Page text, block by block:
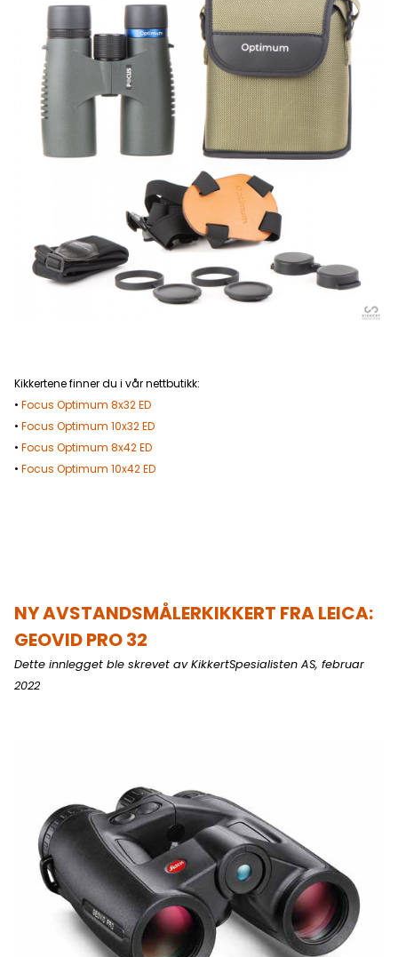
Kikkertene finner du i vår nettbutikk:
• Focus Optimum 8x32 ED
• Focus Optimum 10x32 ED
• Focus Optimum 8x42 ED
• Focus Optimum 10x42 ED
NYAVSTANDSMÅLERKIKKERT FRA LEICA:
GEOVID PRO 32
Dette innlegget ble skrevet av KikkertSpesialisten AS, februar
2022